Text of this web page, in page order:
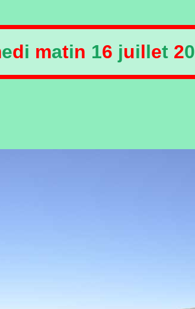
edi matin 16 juillet 20